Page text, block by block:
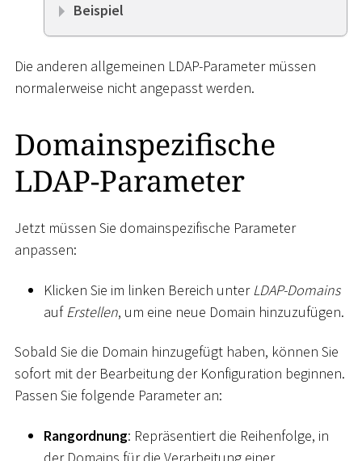
Beispiel
Die anderen allgemeinen LDAP-Parameter müssen
normalerweise nicht angepasst werden.
Domainspezifische
LDAP-Parameter
Jetzt müssen Sie domainspezifische Parameter
anpassen:
Klicken Sie im linken Bereich unter LDAP-Domains
auf Erstellen, um eine neue Domain hinzuzufügen.
Sobald Sie die Domain hinzugefügt haben, können Sie
sofort mit der Bearbeitung der Konfiguration beginnen.
Passen Sie folgende Parameter an:
Rangordnung: Repräsentiert die Reihenfolge, in
der Domains für die Verarbeitung einer